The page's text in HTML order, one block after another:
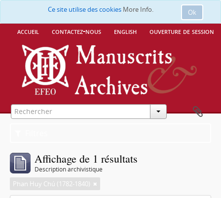
Ok
Ce site utilise des cookies More Info.
accueil contactez-nous english ouverture de session
Affichage de 1 résultats
Description archivistique
Phan Huy Chú (1782-1840)